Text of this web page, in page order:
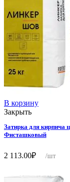
В корзину
Закрыть
Затирка для кирпича
Фисташковый
2 113.00₽ /шт